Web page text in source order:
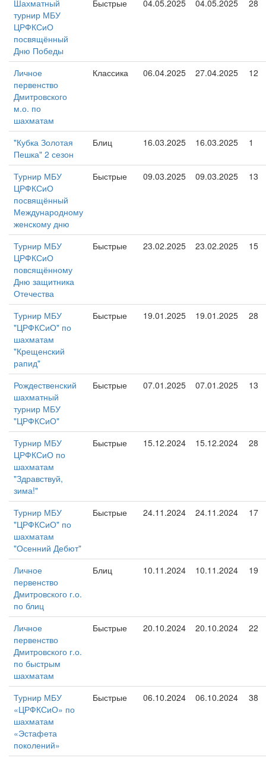
Шахматный
турнир МБУ
ЦРФКСиО
посвящённый
Дню Победы
Быстрые 04.05.2025 04.05.2025 28
Личное
первенство
Дмитровского
м.о. по
шахматам
Классика 06.04.2025 27.04.2025 12
"Кубка Золотая
Пешка" 2 сезон
Блиц 16.03.2025 16.03.2025 1
Турнир МБУ
ЦРФКСиО
посвящённый
Международному
женскому дню
Быстрые 09.03.2025 09.03.2025 13
Турнир МБУ
ЦРФКСиО
повсящённому
Дню защитника
Отечества
Быстрые 23.02.2025 23.02.2025 15
Турнир МБУ
"ЦРФКСиО" по
шахматам
"Крещенский
рапид"
Быстрые 19.01.2025 19.01.2025 28
Рождественский
шахматный
турнир МБУ
"ЦРФКСиО"
Быстрые 07.01.2025 07.01.2025 13
Турнир МБУ
ЦРФКСиО по
шахматам
"Здравствуй,
зима!"
Быстрые 15.12.2024 15.12.2024 28
Турнир МБУ
"ЦРФКСиО" по
шахматам
"Осенний Дебют"
Быстрые 24.11.2024 24.11.2024 17
Личное
первенство
Дмитровского г.о.
по блиц
Блиц 10.11.2024 10.11.2024 19
Личное
первенство
Дмитровского г.о.
по быстрым
шахматам
Быстрые 20.10.2024 20.10.2024 22
Турнир МБУ
«ЦРФКСиО» по
шахматам
«Эстафета
поколений»
Быстрые 06.10.2024 06.10.2024 38